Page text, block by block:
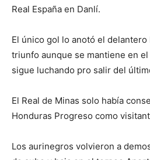
Real España en Danlí.
El único gol lo anotó el
triunfo aunque se mantiene en
sigue luchando pro salir del
El Real de Minas solo había
Honduras Progreso como
Los aurinegros volvieron a